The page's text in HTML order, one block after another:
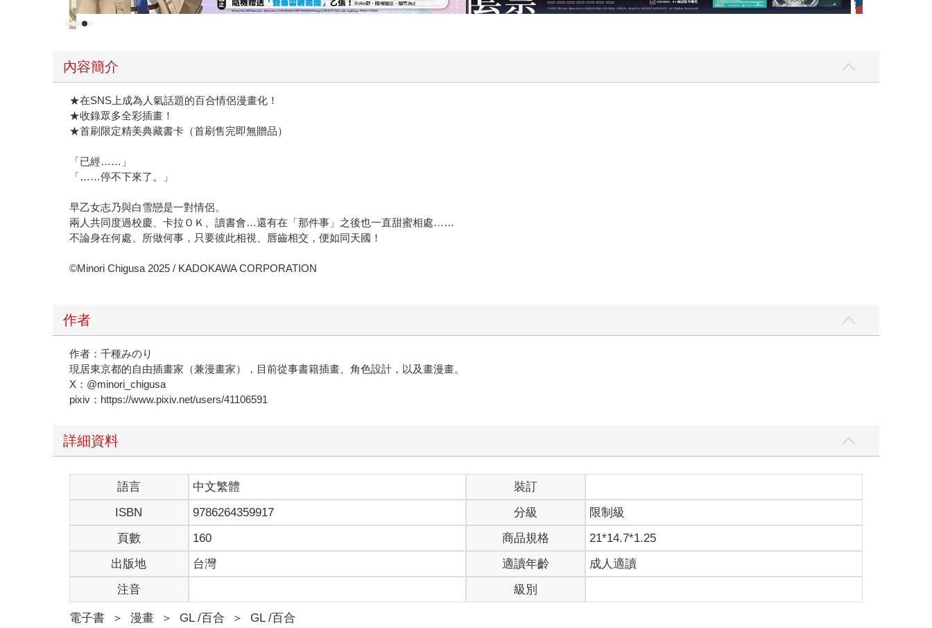
內容簡介
★在SNS上成為人氣話題的百合情侶漫畫化！
★收錄眾多全彩插畫！
★首刷限定精美典藏書卡（首刷售完即無贈品）
「已經……」
「……停不下來了。」
早乙女志乃與白雪戀是一對情侶。
兩人共同度過校慶、卡拉ＯＫ、讀書會…還有在「那件事」之後也一直甜蜜相處……
不論身在何處、所做何事，只要彼此相視、唇齒相交，便如同天國！
©Minori Chigusa 2025 / KADOKAWA CORPORATION
作者
作者：千種みのり
現居東京都的自由插畫家（兼漫畫家），目前從事書籍插畫、角色設計，以及畫漫畫。
X：@minori_chigusa
pixiv：https://www.pixiv.net/users/41106591
詳細資料
語言 中文繁體
裝訂
ISBN
9786264359917 分級
限制級
頁數
160 商品規格
21*14.7*1.25
出版地
台灣 適讀年齡
成人適讀
注音
級別
電子書 ＞ 漫畫 ＞ GL /百合 ＞ GL /百合